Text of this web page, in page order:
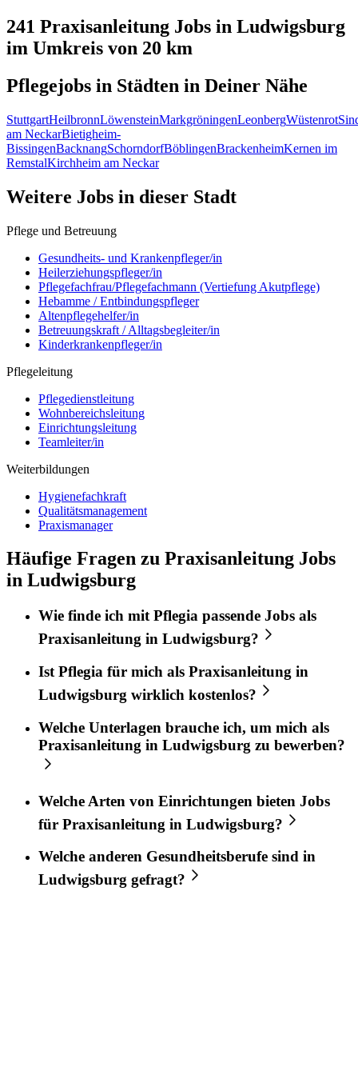
241 Praxisanleitung Jobs in Ludwigsburg
im Umkreis von 20 km
Pflegejobs in Städten in Deiner Nähe
StuttgartHeilbronnLöwensteinMarkgröningenLeonbergWüstenrot
am NeckarBietigheim-
BissingenBacknangSchorndorfBöblingenBrackenheimKernen im
RemstalKirchheim am Neckar
Weitere Jobs in dieser Stadt
Pflege und Betreuung
Gesundheits- und Krankenpfleger/in
Heilerziehungspfleger/in
Pflegefachfrau/Pflegefachmann (Vertiefung Akutpflege)
Hebamme / Entbindungspfleger
Altenpflegehelfer/in
Betreuungskraft / Alltagsbegleiter/in
Kinderkrankenpfleger/in
Pflegeleitung
Pflegedienstleitung
Wohnbereichsleitung
Einrichtungsleitung
Teamleiter/in
Weiterbildungen
Hygienefachkraft
Qualitätsmanagement
Praxismanager
Häufige Fragen zu Praxisanleitung Jobs
in Ludwigsburg
Wie finde ich mitPflegia passende Jobs als
Praxisanleitung in Ludwigsburg?
Ist Pflegia für mich als Praxisanleitung in
Ludwigsburg wirklich kostenlos?
Welche Unterlagen brauche ich, um mich als
Praxisanleitung in Ludwigsburg zu bewerben?
Welche Arten von Einrichtungen bieten Jobs
für Praxisanleitung in Ludwigsburg?
Welche anderen Gesundheitsberufe sind in
Ludwigsburg gefragt?